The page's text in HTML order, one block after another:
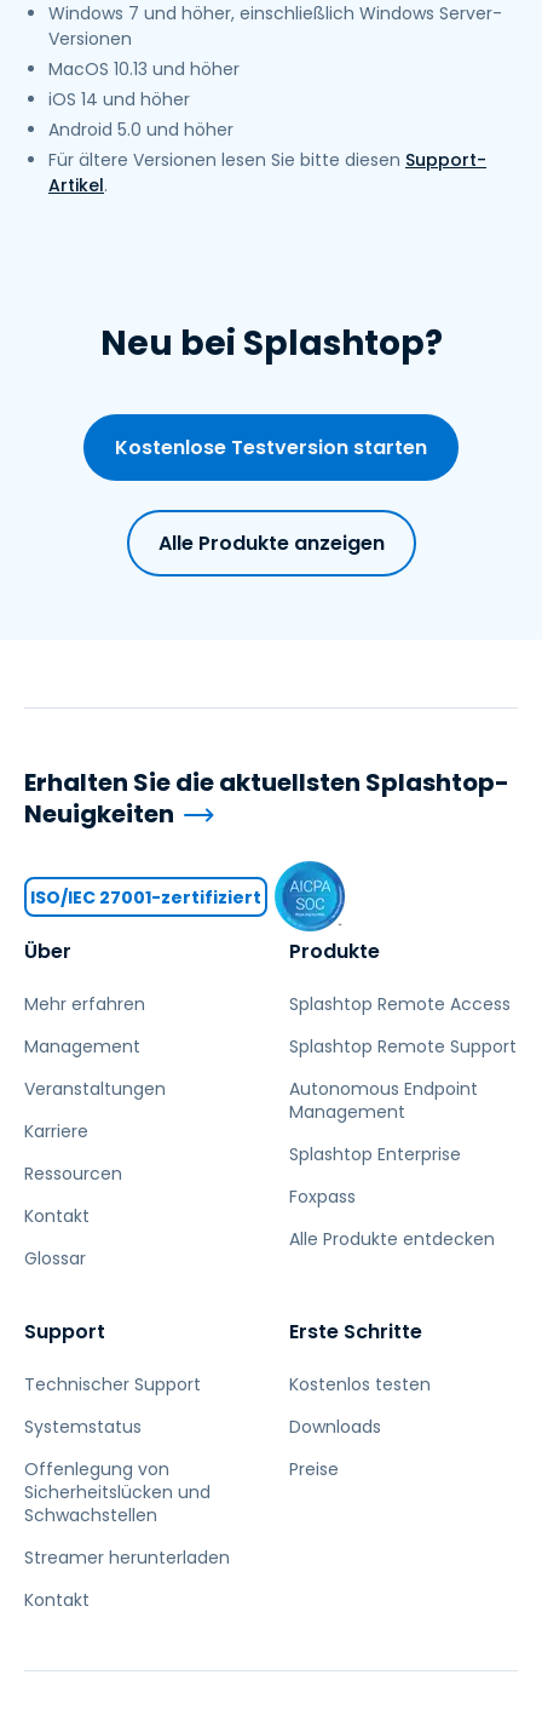
Windows 7 und höher, einschließlich Windows Server-
Versionen
MacOS 10.13 und höher
iOS 14 und höher
Android 5.0 und höher
Für ältere Versionen lesen Sie bitte diesen Support-
Artikel.
Neu bei Splashtop?
Kostenlose Testversion starten
Alle Produkte anzeigen
Über
Mehr erfahren
Management
Veranstaltungen
Karriere
Ressourcen
Kontakt
Glossar
Produkte
Splashtop Remote Access
Splashtop Remote Support
Autonomous Endpoint
Management
Splashtop Enterprise
Foxpass
Alle Produkte entdecken
Support
Technischer Support
Systemstatus
Offenlegung von
Sicherheitslücken und
Schwachstellen
Streamer herunterladen
Kontakt
Erste Schritte
Kostenlos testen
Downloads
Preise
Erhalten Sie die aktuellsten Splashtop-
Neuigkeiten
ISO/IEC 27001-zertifiziert